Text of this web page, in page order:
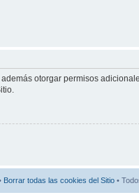
otorgar permisos
Borrar todas las cookies del Sitio •